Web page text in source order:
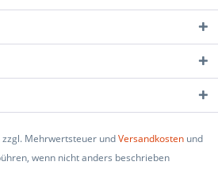
Mehrwertsteuer undVersandkostenund
wenn nicht anders beschrieben